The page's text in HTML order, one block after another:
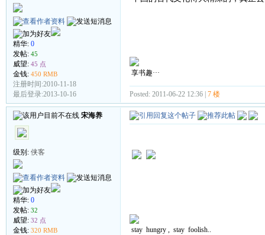
精华: 0
发帖: 45
威望: 45 点
金钱: 450 RMB
注册时间:2010-11-18
最后登录:2013-10-16
享书趣···
Posted: 2011-06-22 12:36 | 7 楼
宋海养
级别: 侠客
精华: 0
发帖: 32
威望: 32 点
金钱: 320 RMB stay hungry , stay foolish..